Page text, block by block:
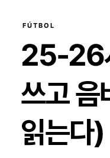
FÚTBOL
25-26
쓰고음
읽는다)